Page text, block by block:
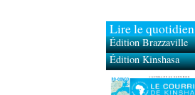
Lire le quotidien
Édition Brazzaville
Édition Kinshasa